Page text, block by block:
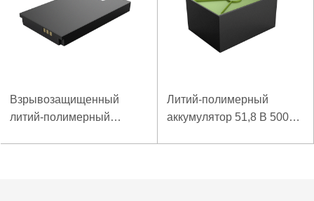
Взрывозащищенный
литий-полимерный
Литий-полимерный
аккумулятор 51,8 В 5000